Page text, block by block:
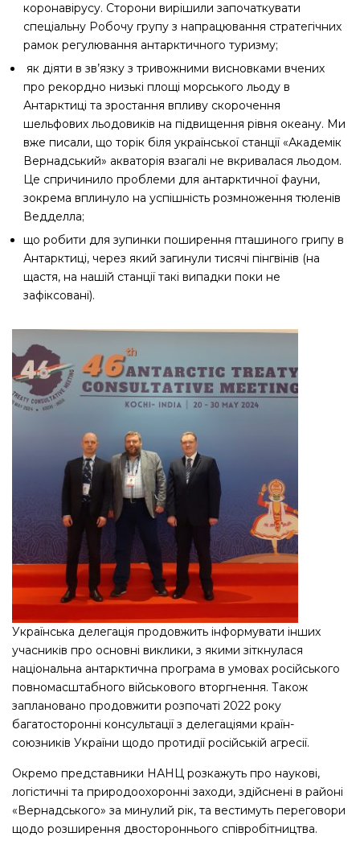
коронавірусу. Сторони вирішили започаткувати
спеціальну Робочу групу з напрацювання стратегічних
рамок регулювання антарктичного туризму;
як діяти в зв’язку з тривожними висновками вчених
про рекордно низькі площі морського льоду в
Антарктиці та зростання впливу скорочення
шельфових льодовиків на підвищення рівня океану. Ми
вже писали, що торік біля української станції «Академік
Вернадський» акваторія взагалі не вкривалася льодом.
Це спричинило проблеми для антарктичної фауни,
зокрема вплинуло на успішність розмноження тюленів
Ведделла;
що робити для зупинки поширення пташиного грипу в
Антарктиці, через який загинули тисячі пінгвінів (на
щастя, на нашій станції такі випадки поки не
зафіксовані).
Українська делегація продовжить інформувати інших
учасників про основні виклики, з якими зіткнулася
національна антарктична програма в умовах російського
повномасштабного військового вторгнення. Також
заплановано продовжити розпочаті 2022 року
багатосторонні консультації з делегаціями країн-
союзників України щодо протидії російській агресії.
Окремо представники НАНЦ розкажуть про наукові,
логістичні та природоохоронні заходи, здійснені в районі
«Вернадського» за минулий рік, та вестимуть переговори
щодо розширення двостороннього співробітництва.